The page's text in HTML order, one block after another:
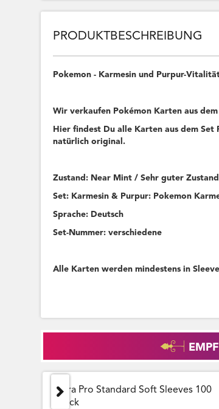
PRODUKTBESCHREIBUNG
Pokemon - Karmesin und Purpur-
Wir verkaufen Pokémon Karten aus
Hier findest Du alle Karten aus dem Set
natürlich original.
Zustand: Near Mint / Sehr guter Zustand
Set: Karmesin & Purpur: Pokemon
Sprache: Deutsch
Set-Nummer: verschiedene
Alle Karten werden mindestens in
Ultra Pro Standard Soft Sleeves 100
Stück